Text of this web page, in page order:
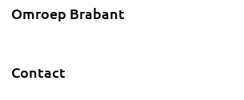
Omroep Brabant
Contact